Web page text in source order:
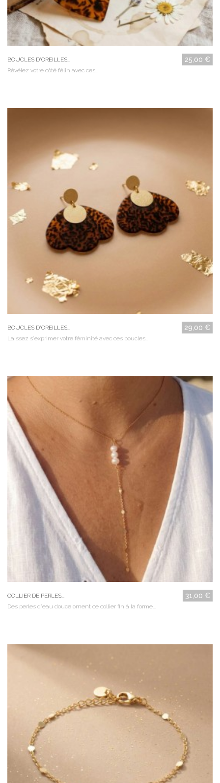
BOUCLES D'OREILLES... 25,00 €
Révélez votre côté félin avec ces...
BOUCLES D'OREILLES... 29,00 €
Laissez s'exprimer votre féminité avec ces boucles...
COLLIER DE PERLES... 31,00 €
Des perles d'eau douce ornent ce collier fin à la forme...